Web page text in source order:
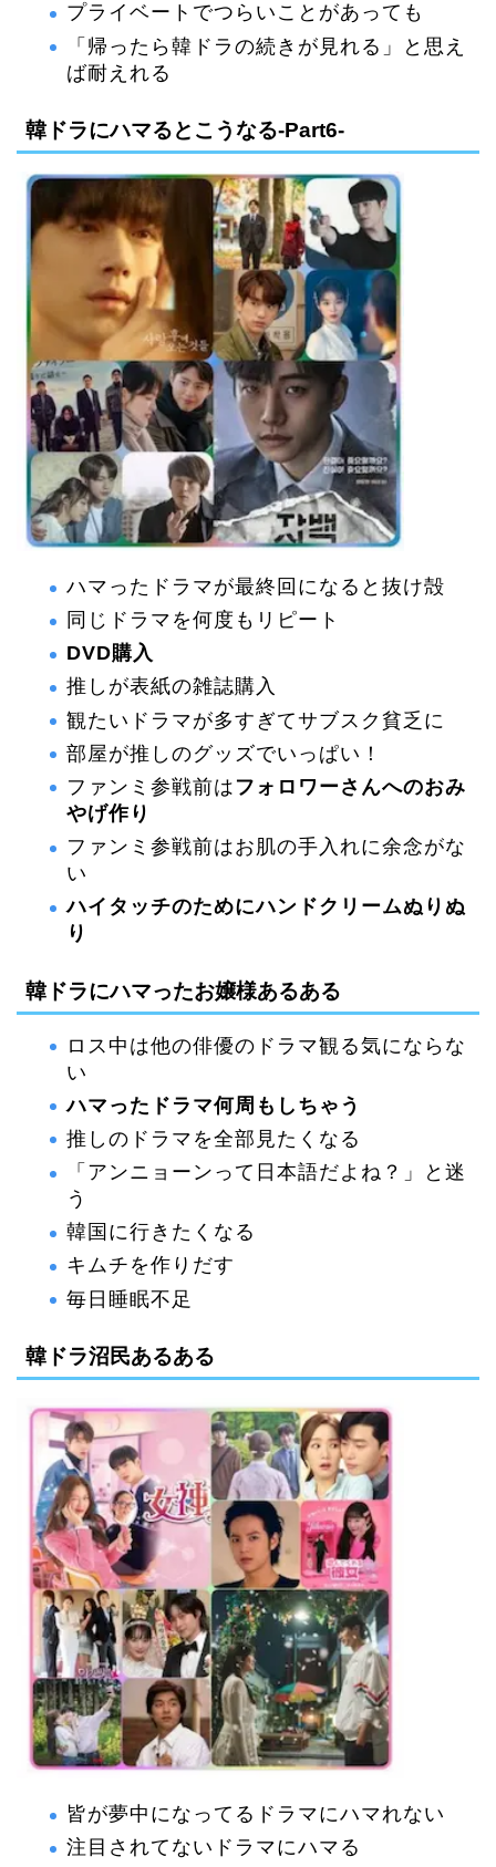
プライベートでつらいことがあっても
「帰ったら韓ドラの続きが見れる」と思え
ば耐えれる
韓ドラにハマるとこうなる-Part6-
ハマったドラマが最終回になると抜け殻
同じドラマを何度もリピート
DVD購入
推しが表紙の雑誌購入
観たいドラマが多すぎてサブスク貧乏に
部屋が推しのグッズでいっぱい！
ファンミ参戦前は フォロワーさんへのおみ
やげ作り
ファンミ参戦前はお肌の手入れに余念がな
い
ハイタッチのためにハンドクリームぬりぬ
り
韓ドラにハマったお嬢様あるある
ロス中は他の俳優のドラマ観る気にならな
い
ハマったドラマ何周もしちゃう
推しのドラマを全部見たくなる
「アンニョーンって日本語だよね？」と迷
う
韓国に行きたくなる
キムチを作りだす
毎日睡眠不足
韓ドラ沼民あるある
皆が夢中になってるドラマにハマれない
注目されてないドラマにハマる